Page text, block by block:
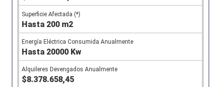
Hasta 200 m2
Hasta 20000 Kw
$8.378.658,45